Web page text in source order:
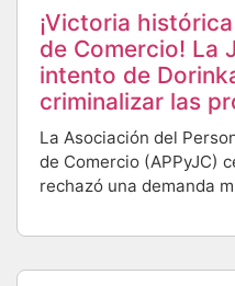
¡Victoria
de Comercio! La
intento de
criminalizar las
La Asociación del
de Comercio (APPyJC)
rechazó una demanda